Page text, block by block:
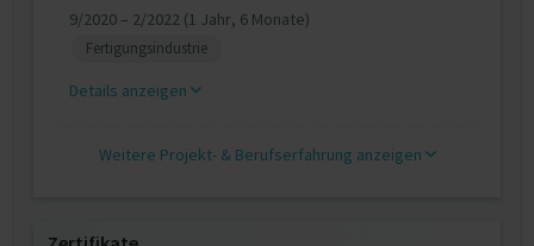
9/2020 – 2/2022 (1 Jahr, 6 Monate)
Fertigungsindustrie
Details anzeigen
Weitere Projekt‐ & Berufserfahrung anzeigen